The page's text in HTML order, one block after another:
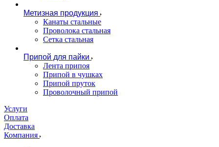
Метизная продукция
Канаты стальные
Проволока стальная
Сетка стальная
Припой для пайки
Лента припоя
Припой в чушках
Припой пруток
Проволочный припой
Услуги
Оплата
Доставка
Компания